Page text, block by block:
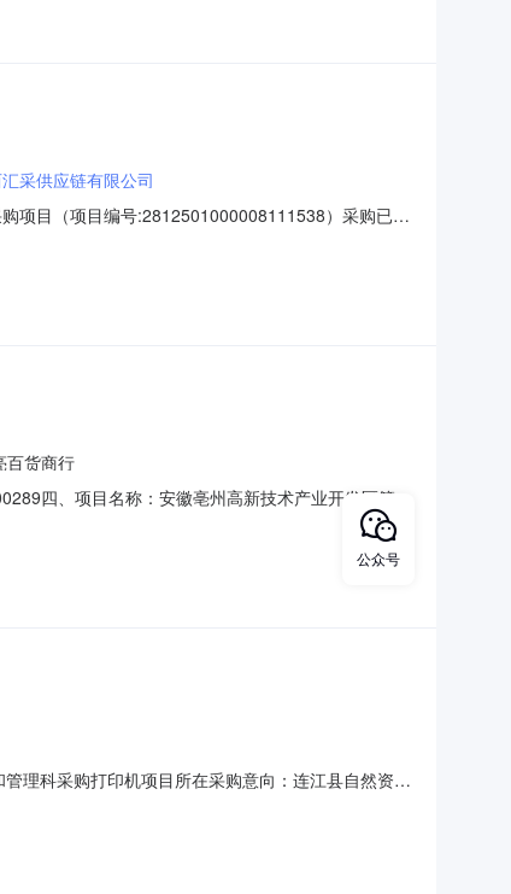
采供应链有限公司
项目（项目编号:2812501000008111538）采购已经
项目所在行政区划名称:
百货商行
四、项目名称：安徽亳州高新技术产业开发区管理
新技术产业开发区亳州高新区管委会602室联系方
系方式：13345682345六、合同主体信息1
理科采购打印机项目所在采购意向：连江县自然资源
打印类型黑白激光打印分辨率
公众号